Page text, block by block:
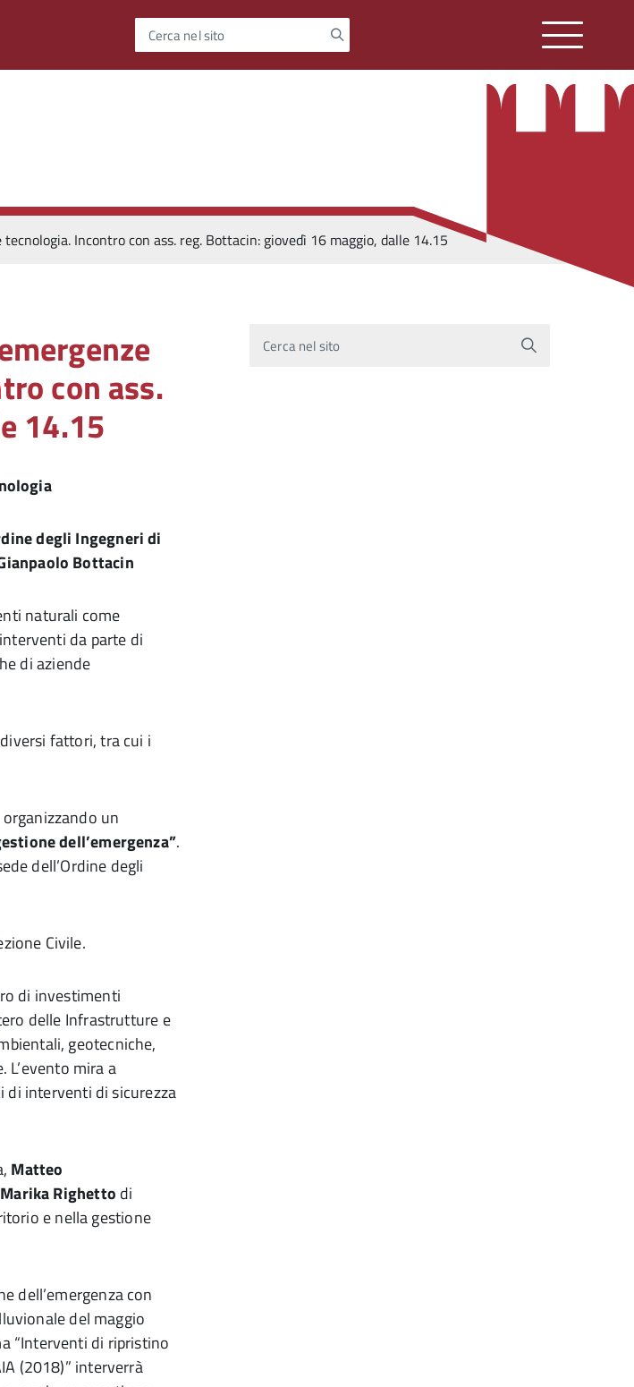
Cerca nel sito
Incontro con ass. reg. Bottacin: giovedì 16 maggio, dalle 14.15
con ass.
14.15
degli Ingegneri di
Bottacin
naturali come
da parte di
di aziende
fattori, tra cui i
un
dell’emergenza”.
dell’Ordine degli
Civile.
di investimenti
delle Infrastrutture e
geotecniche,
mira a
di interventi di sicurezza
Matteo
Righetto di
e nella gestione
dell’emergenza con
del maggio
“Interventi di ripristino
(2018)” interverrà
Cerca nel sito